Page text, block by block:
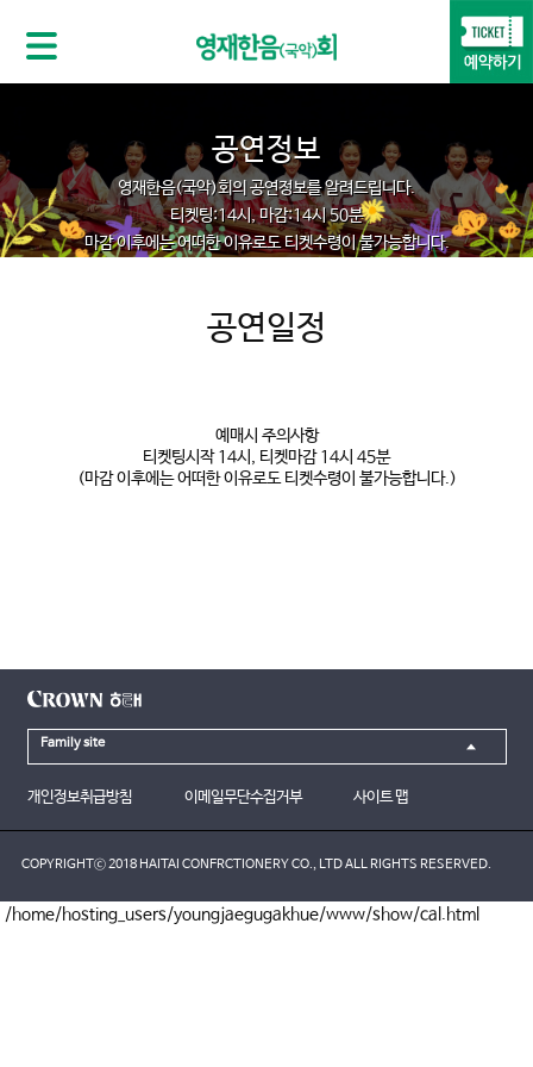
공연정보
영재한음(국악)회의 공연정보를 알려드립니다.
티켓팅:14시, 마감:14시 50분
마감 이후에는 어떠한 이유로도 티켓수령이 불가능합니다.
공연일정
예매시 주의사항
티켓팅시작 14시, 티켓마감 14시 45분
(마감 이후에는 어떠한 이유로도 티켓수령이 불가능합니다.)
Family site
개인정보취급방침 이메일무단수집거부 사이트 맵
COPYRIGHTⓒ 2018 HAITAI CONFRCTIONERY CO., LTD ALL RIGHTS RESERVED.
/home/hosting_users/youngjaegugakhue/www/show/cal.html